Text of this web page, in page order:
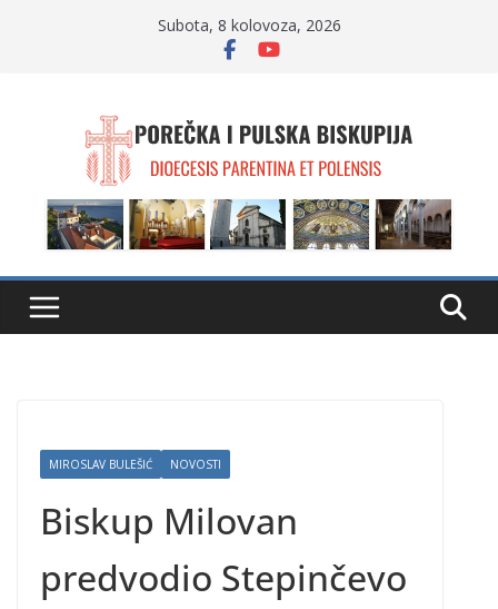
Subota, 8 kolovoza, 2026
MIROSLAV BULEŠIĆ NOVOSTI
Biskup Milovan
predvodio Stepinčevo